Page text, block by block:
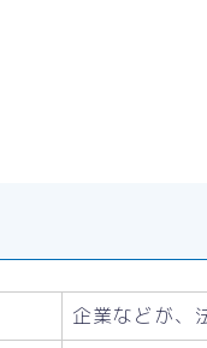
企業などが、